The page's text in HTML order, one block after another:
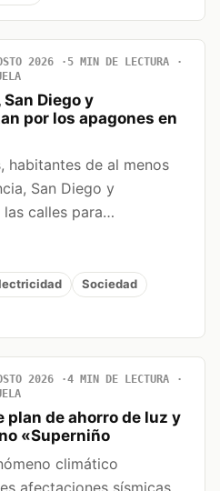
2026
5 MIN DE LECTURA
Diego y
por los apagones en
habitantes de al menos
San Diego y
las calles para…
Sociedad
2026
4 MIN DE LECTURA
plan de ahorro de luz y
«Superniño
climático
afectaciones sísmicas,